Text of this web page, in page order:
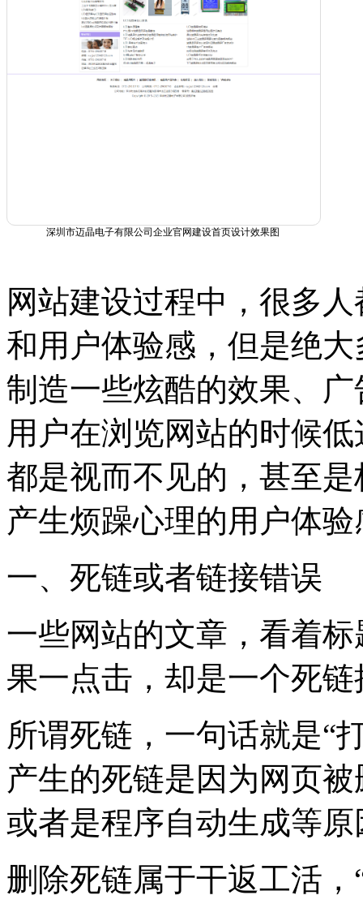
深圳市迈晶电子有限公司企业官网建设首页设计效果图
网站建设过程中，很多
和用户体验感，但是绝
制造一些炫酷的效果、
用户在浏览网站的时候
都是视而不见的，甚至
产生烦躁心理的用户体
一、死链或者链接错误
一些网站的文章，看着
果一点击，却是一个死链
所谓死链，一句话就是“
产生的死链是因为网页
或者是程序自动生成等原
删除死链属于干返工活